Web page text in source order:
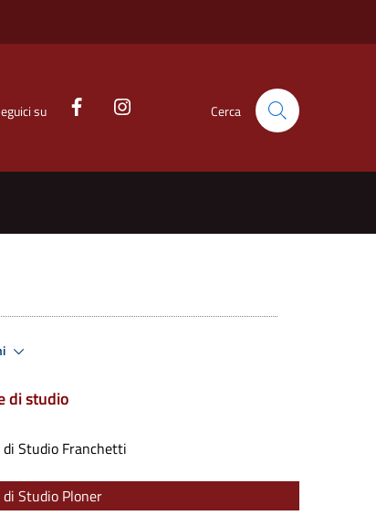
su Cerca
di studio
di Studio Franchetti
di Studio Ploner